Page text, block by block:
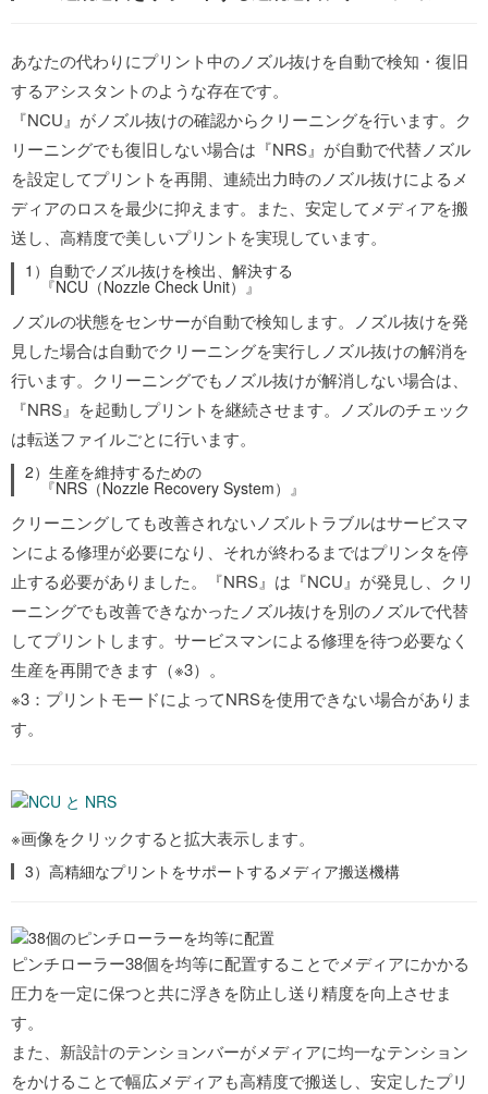
あなたの代わりにプリント中のノズル抜けを自動で検知・復旧
するアシスタントのような存在です。
『NCU』がノズル抜けの確認からクリーニングを行います。ク
リーニングでも復旧しない場合は『NRS』が自動で代替ノズル
を設定してプリントを再開、連続出力時のノズル抜けによるメ
ディアのロスを最少に抑えます。また、安定してメディアを搬
送し、高精度で美しいプリントを実現しています。
1）自動でノズル抜けを検出、解決する
『NCU（Nozzle Check Unit）』
ノズルの状態をセンサーが自動で検知します。ノズル抜けを発
見した場合は自動でクリーニングを実行しノズル抜けの解消を
行います。クリーニングでもノズル抜けが解消しない場合は、
『NRS』を起動しプリントを継続させます。ノズルのチェック
は転送ファイルごとに行います。
2）生産を維持するための
『NRS（Nozzle Recovery System）』
クリーニングしても改善されないノズルトラブルはサービスマ
ンによる修理が必要になり、それが終わるまではプリンタを停
止する必要がありました。『NRS』は『NCU』が発見し、クリ
ーニングでも改善できなかったノズル抜けを別のノズルで代替
してプリントします。サービスマンによる修理を待つ必要なく
生産を再開できます（※3）。
※3：プリントモードによってNRSを使用できない場合がありま
す。
※画像をクリックすると拡大表示します。
3）高精細なプリントをサポートするメディア搬送機構
ピンチローラー38個を均等に配置することでメディアにかかる
圧力を一定に保つと共に浮きを防止し送り精度を向上させま
す。
また、新設計のテンションバーがメディアに均一なテンション
をかけることで幅広メディアも高精度で搬送し、安定したプリ